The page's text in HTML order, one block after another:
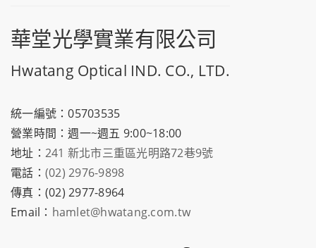
華堂光學實業有限公司
Hwatang Optical IND. CO., LTD.
統一編號：05703535
營業時間：週一~週五 9:00~18:00
地址： 241 新北市三重區光明路72巷9號
電話： (02) 2976-9898
傳真：(02) 2977-8964
Email： hamlet@hwatang.com.tw